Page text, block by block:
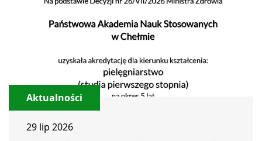
Aktualności
29 lip 2026